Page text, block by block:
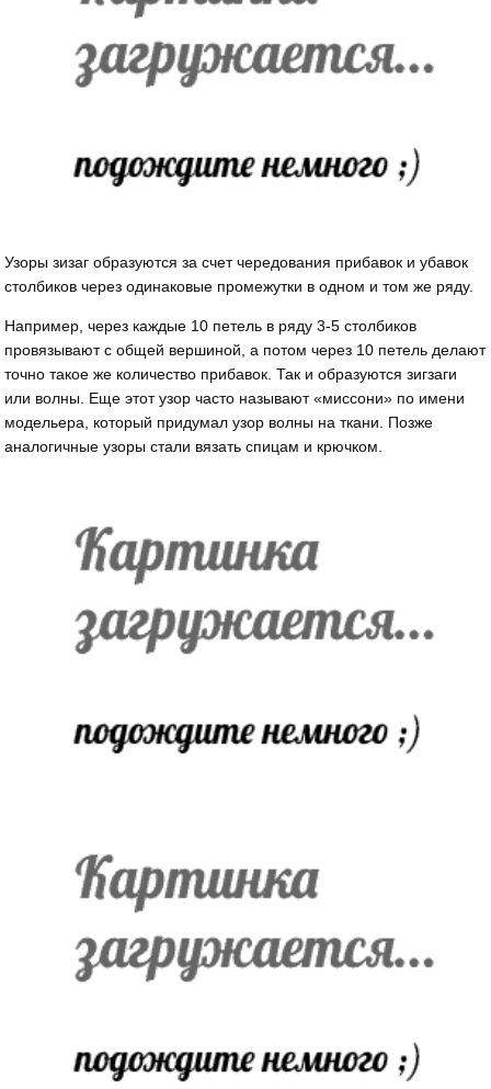
Узоры зизаг образуются за счет чередования прибавок и убавок
столбиков через одинаковые промежутки в одном и том же ряду.
Например, через каждые 10 петель в ряду 3-5 столбиков
провязывают с общей вершиной, а потом через 10 петель делают
точно такое же количество прибавок. Так и образуются зигзаги
или волны. Еще этот узор часто называют «миссони» по имени
модельера, который придумал узор волны на ткани. Позже
аналогичные узоры стали вязать спицам и крючком.